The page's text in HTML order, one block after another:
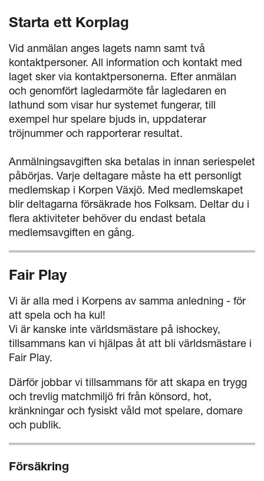
Starta ett Korplag
Vid anmälan anges lagets namn samt två
kontaktpersoner. All information och kontakt med
laget sker via kontaktpersonerna. Efter anmälan
och genomfört lagledarmöte får lagledaren en
lathund som visar hur systemet fungerar, till
exempel hur spelare bjuds in, uppdaterar
tröjnummer och rapporterar resultat.
Anmälningsavgiften ska betalas in innan seriespelet
påbörjas. Varje deltagare måste ha ett personligt
medlemskap i Korpen Växjö. Med medlemskapet
blir deltagarna försäkrade hos Folksam. Deltar du i
flera aktiviteter behöver du endast betala
medlemsavgiften en gång.
Fair Play
Vi är alla med i Korpens av samma anledning - för
att spela och ha kul!
Vi är kanske inte världsmästare på ishockey,
tillsammans kan vi hjälpas åt att bli världsmästare i
Fair Play.
Därför jobbar vi tillsammans för att skapa en trygg
och trevlig matchmiljö fri från könsord, hot,
kränkningar och fysiskt våld mot spelare, domare
och publik.
Försäkring